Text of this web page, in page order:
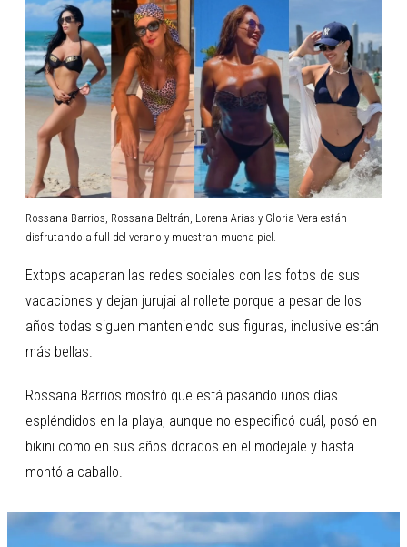
Rossana Barrios, Rossana Beltrán, Lorena Arias y Gloria Vera están
disfrutando a full del verano y muestran mucha piel.
Extops acaparan las redes sociales con las fotos de sus
vacaciones y dejan jurujai al rollete porque a pesar de los
años todas siguen manteniendo sus figuras, inclusive están
más bellas.
Rossana Barrios mostró que está pasando unos días
espléndidos en la playa, aunque no especificó cuál, posó en
bikini como en sus años dorados en el modejale y hasta
montó a caballo.